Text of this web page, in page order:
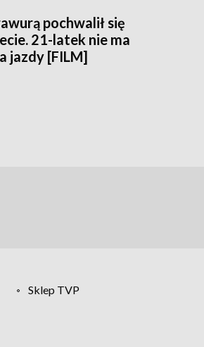
pochwalił się
21-latek nie ma
jazdy [FILM]
Sklep TVP